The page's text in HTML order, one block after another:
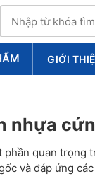
GIỚI
nhựa
phần quan trọng
và đáp ứng